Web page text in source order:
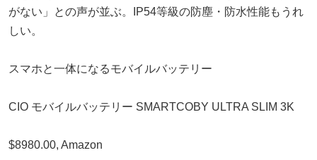
がない」との声が並ぶ。IP54等級の防塵・防水性能もうれ
しい。
スマホと一体になるモバイルバッテリー
CIO モバイルバッテリー SMARTCOBY ULTRA SLIM 3K
$8980.00, Amazon